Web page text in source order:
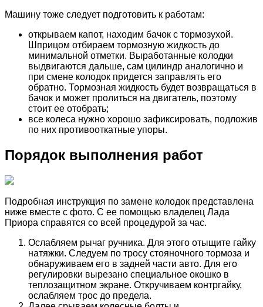
Машину тоже следует подготовить к работам:
открываем капот, находим бачок с тормозухой.
Шприцом отбираем тормозную жидкость до
минимальной отметки. Выработанные колодки
выдвигаются дальше, сам цилиндр аналогично и
при смене колодок придется заправлять его
обратно. Тормозная жидкость будет возвращаться в
бачок и может пролиться на двигатель, поэтому
стоит ее отобрать;
все колеса нужно хорошо зафиксировать, подложив
по них противооткатные упоры.
Порядок выполнения работ
Подробная инструкция по замене колодок представлена
ниже вместе с фото. С ее помощью владелец Лада
Приора справятся со всей процедурой за час.
Ослабляем рычаг ручника. Для этого отыщите гайку
натяжки. Следуем по тросу стояночного тормоза и
обнаруживаем его в задней части авто. Для его
регулировки вырезано специальное окошко в
теплозащитном экране. Откручиваем контргайку,
ослабляем трос до предела.